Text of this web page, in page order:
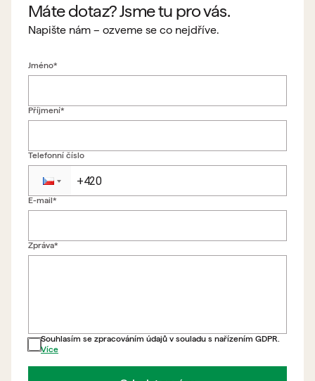
Máte dotaz? Jsme tu pro vás.
Napište nám – ozveme se co nejdříve.
Zpět na formulář
Jméno*
Příjmení*
Telefonní číslo
E-mail*
Zpráva*
Souhlasím se zpracováním údajů v souladu s nařízením GDPR.
Více